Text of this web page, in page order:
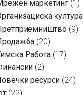
маркетинг (1)
култура
(9)
(20)
Работа (17)
(2)
ресурси (24)
(22)